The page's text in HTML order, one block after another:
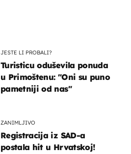
JESTE LI PROBALI?
Turisticu oduševila ponuda
u Primoštenu: "Oni su puno
pametniji od nas"
ZANIMLJIVO
Registracija iz SAD-a
postala hit u Hrvatskoj!